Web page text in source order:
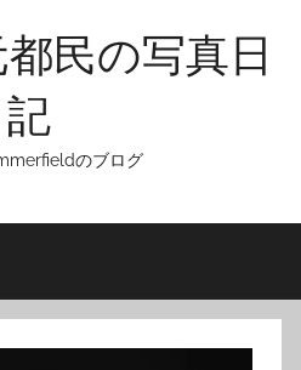
民の写真日
記
のブログ